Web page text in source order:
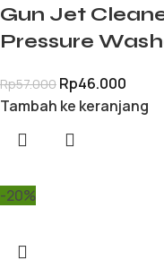
Gun Jet
Pressure
Rp57.000 Rp46.000
Tambah ke keranjang
-20%